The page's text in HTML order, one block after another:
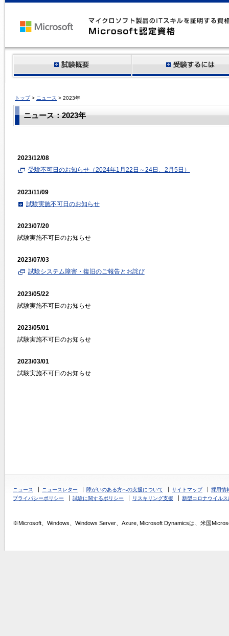
トップ> ニュース > 2023年
ニュース：2023年
2023/12/08
受験不可日のお知らせ（2024年1月22日～24日、2月5日）
2023/11/09
試験実施不可日のお知らせ
2023/07/20
試験実施不可日のお知らせ
2023/07/03
試験システム障害・復旧のご報告とお詫び
2023/05/22
試験実施不可日のお知らせ
2023/05/01
試験実施不可日のお知らせ
2023/03/01
試験実施不可日のお知らせ
ニュース ニュースレター 障がいのある方への支援について サイトマップ
採用情
プライバシーポリシー
試験に関するポリシー リスキリング支援 新型コロナウイル
※Microsoft、Windows、Windows Server、Azure, Microsoft Dynamicsは、米国